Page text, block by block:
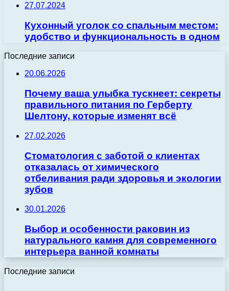
27.07.2024
Кухонный уголок со спальным местом:
удобство и функциональность в одном
Последние записи
20.06.2026
Почему ваша улыбка тускнеет: секреты
правильного питания по Герберту
Шелтону, которые изменят всё
27.02.2026
Стоматология с заботой о клиентах
отказалась от химического
отбеливания ради здоровья и экологии
зубов
30.01.2026
Выбор и особенности раковин из
натурального камня для современного
интерьера ванной комнаты
Последние записи